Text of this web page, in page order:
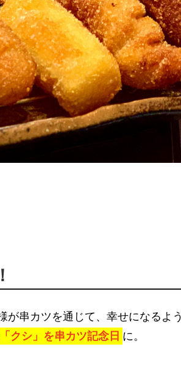
が串カツを通じて、幸せになるよ
クシ」を串カツ記念日 に。